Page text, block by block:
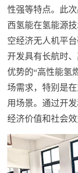
性强等特点。此
西氢能在氢能源
空经济无人机平
开发具有长航时
优势的“高性能氢
场需求，特别是
用场景。通过开
经济价值和社会效